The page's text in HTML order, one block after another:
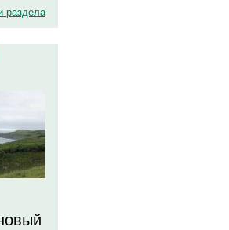
раздела